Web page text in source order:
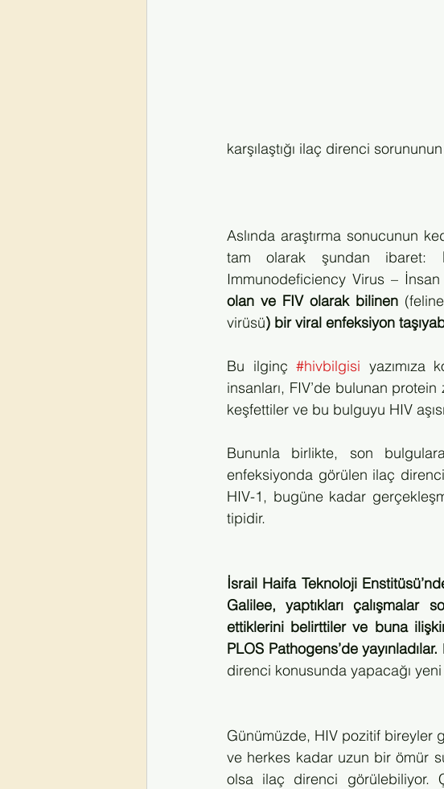
karşılaştığı ilaç direnci
Aslında araştırma sonucunun
tam olarak şundan ibaret:
Immunodeficiency Virus – İnsan
olan ve FIV olarak bilinen
virüsü) bir viral enfeksiyon
Bu ilginç #hivbilgisi yazımıza
insanları, FIV’de bulunan
keşfettiler ve bu bulguyu HIV
Bununla birlikte, son
enfeksiyonda görülen ilaç
HIV-1, bugüne kadar
tipidir.
İsrail Haifa Teknoloji
Galilee, yaptıkları çalışmalar
ettiklerini belirttiler ve buna
PLOS Pathogens’de yayınladılar.
direnci konusunda yapacağı
Günümüzde, HIV pozitif bireyler
ve herkes kadar uzun bir ömür
olsa ilaç direnci görülebiliyor.